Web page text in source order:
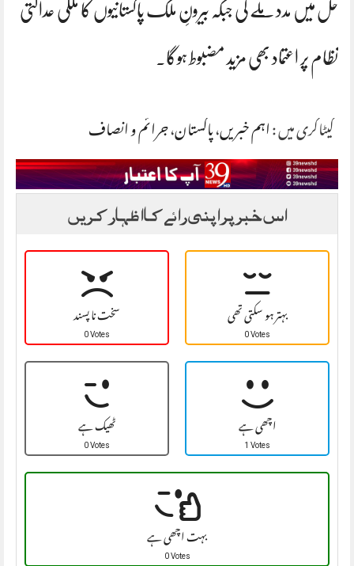
حل میں مدد ملے گی جبکہ بیرونِ ملک پاکستانیوں کا ملکی عدالتی
نظام پر اعتماد بھی مزید مضبوط ہوگا۔
کیٹاگری میں :اہم خبریں،پاکستان،جرائم و انصاف
اس خبر پر اپنی رائے کا اظہار کریں
سخت نا پسند
0 Votes بہتر ہو سکتی تھی
0 Votes
ٹھیک ہے
0 Votes اچھی ہے
1 Votes
بہت اچھی ہے
0 Votes